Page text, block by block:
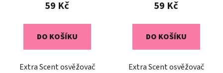
59 Kč
DO KOŠÍKU
Extra Scent osvěžovač
59 Kč
DO KOŠÍKU
Extra Scent osvěžovač